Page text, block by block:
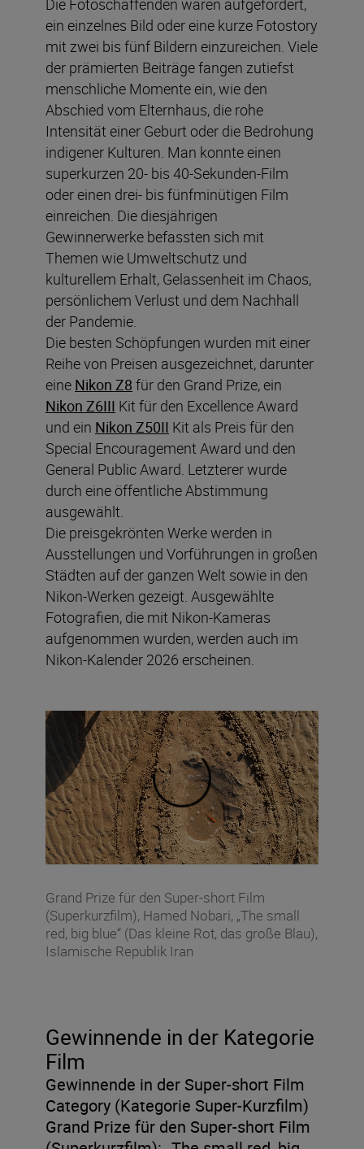
Die Fotoschaffenden waren aufgefordert,
ein einzelnes Bild oder eine kurze Fotostory
mit zwei bis fünf Bildern einzureichen. Viele
der prämierten Beiträge fangen zutiefst
menschliche Momente ein, wie den
Abschied vom Elternhaus, die rohe
Intensität einer Geburt oder die Bedrohung
indigener Kulturen. Man konnte einen
superkurzen 20- bis 40-Sekunden-Film
oder einen drei- bis fünfminütigen Film
einreichen. Die diesjährigen
Gewinnerwerke befassten sich mit
Themen wie Umweltschutz und
kulturellem Erhalt, Gelassenheit im Chaos,
persönlichem Verlust und dem Nachhall
der Pandemie.
Die besten Schöpfungen wurden mit einer
Reihe von Preisen ausgezeichnet, darunter
eine Nikon Z8 für den Grand Prize, ein
Nikon Z6III Kit für den Excellence Award
und ein Nikon Z50II Kit als Preis für den
Special Encouragement Award und den
General Public Award. Letzterer wurde
durch eine öffentliche Abstimmung
ausgewählt.
Die preisgekrönten Werke werden in
Ausstellungen und Vorführungen in großen
Städten auf der ganzen Welt sowie in den
Nikon-Werken gezeigt. Ausgewählte
Fotografien, die mit Nikon-Kameras
aufgenommen wurden, werden auch im
Nikon-Kalender 2026 erscheinen.
Grand Prize für den Super-short Film
(Superkurzfilm), Hamed Nobari, „The small
red, big blue“ (Das kleine Rot, das große Blau),
Islamische Republik Iran
Gewinnende in der Kategorie
Film
Gewinnende in der Super-short Film
Category (Kategorie Super-Kurzfilm)
Grand Prize für den Super-short Film